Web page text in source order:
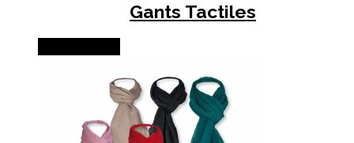
Gants Tactiles